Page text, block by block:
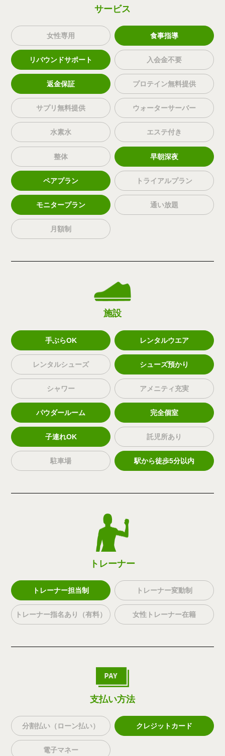
サービス
女性専用 食事指導
リバウンドサポート 入会金不要
返金保証 プロテイン無料提供
サプリ無料提供 ウォーターサーバー
水素水 エステ付き
整体 早朝深夜
ペアプラン トライアルプラン
モニタープラン 通い放題
月額制
施設
手ぶらOK レンタルウエア
レンタルシューズ シューズ預かり
シャワー アメニティ充実
パウダールーム 完全個室
子連れOK 託児所あり
駐車場 駅から徒歩5分以内
トレーナー
トレーナー担当制 トレーナー変動制
トレーナー指名あり（有料） 女性トレーナー在籍
支払い方法
分割払い（ローン払い） クレジットカード
電子マネー